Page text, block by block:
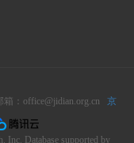
：office@jidian.org.cn 京
Inc. Database supported by